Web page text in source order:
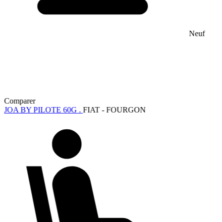
Comparer
JOA BY PILOTE 60G . FIAT - FOURGON
Neuf